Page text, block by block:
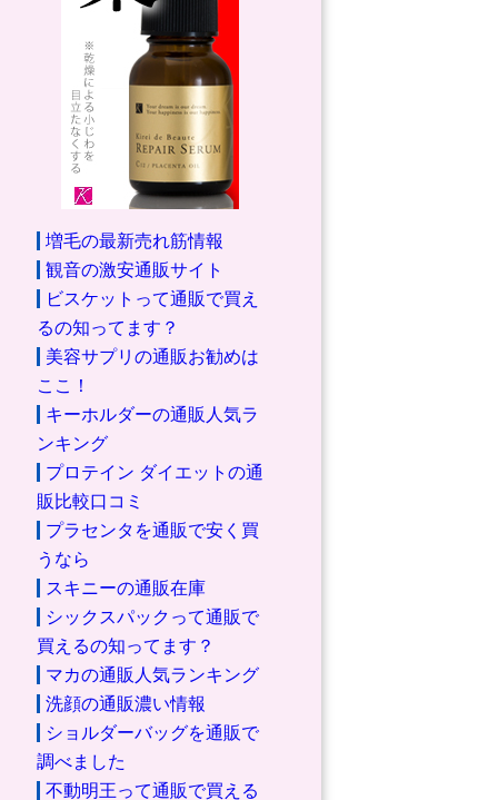
増毛の最新売れ筋情報
観音の激安通販サイト
ビスケットって通販で買え
るの知ってます？
美容サプリの通販お勧めは
ここ！
キーホルダーの通販人気ラ
ンキング
プロテイン ダイエットの通
販比較口コミ
プラセンタを通販で安く買
うなら
スキニーの通販在庫
シックスパックって通販で
買えるの知ってます？
マカの通販人気ランキング
洗顔の通販濃い情報
ショルダーバッグを通販で
調べました
不動明王って通販で買える